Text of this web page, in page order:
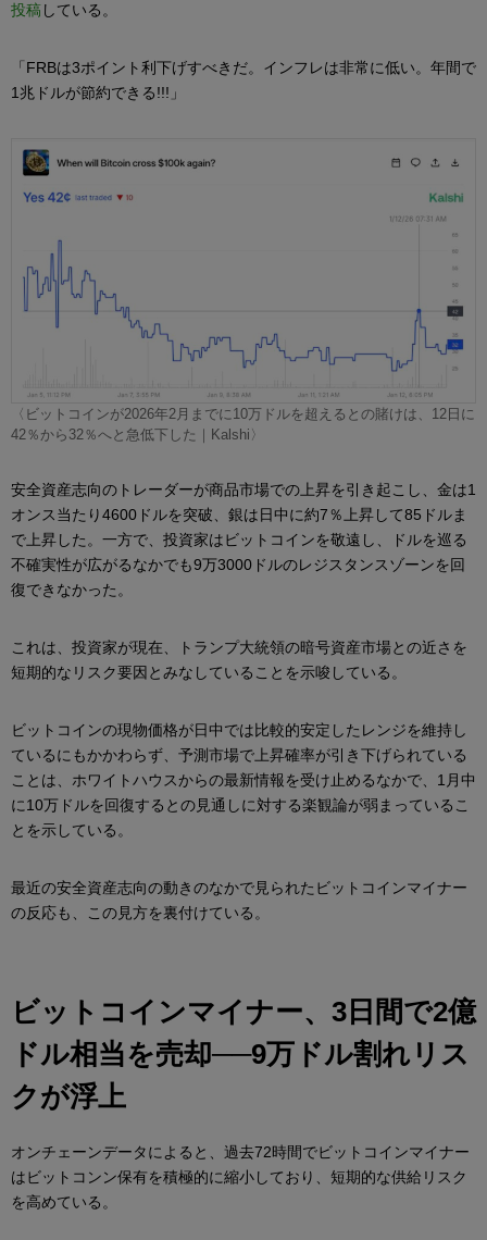
投稿している。
「FRBは3ポイント利下げすべきだ。インフレは非常に低い。年間で
1兆ドルが節約できる!!!」
〈ビットコインが2026年2月までに10万ドルを超えるとの賭けは、12日に
42％から32％へと急低下した｜Kalshi〉
安全資産志向のトレーダーが商品市場での上昇を引き起こし、金は1
オンス当たり4600ドルを突破、銀は日中に約7％上昇して85ドルま
で上昇した。一方で、投資家はビットコインを敬遠し、ドルを巡る
不確実性が広がるなかでも9万3000ドルのレジスタンスゾーンを回
復できなかった。
これは、投資家が現在、トランプ大統領の暗号資産市場との近さを
短期的なリスク要因とみなしていることを示唆している。
ビットコインの現物価格が日中では比較的安定したレンジを維持し
ているにもかかわらず、予測市場で上昇確率が引き下げられている
ことは、ホワイトハウスからの最新情報を受け止めるなかで、1月中
に10万ドルを回復するとの見通しに対する楽観論が弱まっているこ
とを示している。
最近の安全資産志向の動きのなかで見られたビットコインマイナー
の反応も、この見方を裏付けている。
ビットコインマイナー、3日間で2億
ドル相当を売却──9万ドル割れリス
クが浮上
オンチェーンデータによると、過去72時間でビットコインマイナー
はビットコンン保有を積極的に縮小しており、短期的な供給リスク
を高めている。